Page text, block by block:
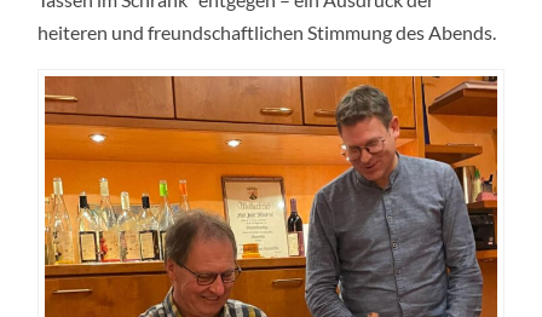
heiteren und freundschaftlichen Stimmung des Abends.